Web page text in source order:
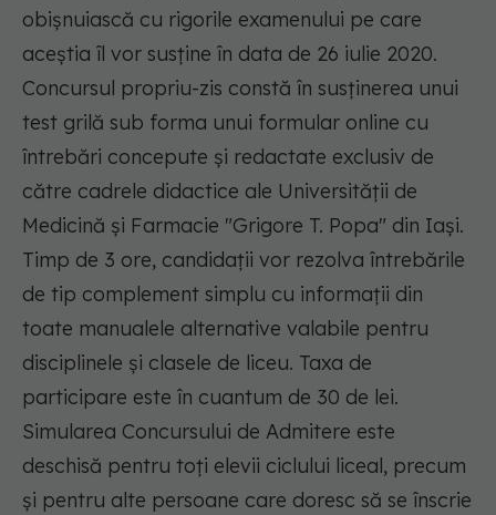
obişnuiască cu rigorile examenului pe care
aceştia îl vor susţine în data de 26 iulie 2020.
Concursul propriu-zis constă în susţinerea unui
test grilă sub forma unui formular online cu
întrebări concepute şi redactate exclusiv de
către cadrele didactice ale Universităţii de
Medicină şi Farmacie "Grigore T. Popa" din Iaşi.
Timp de 3 ore, candidaţii vor rezolva întrebările
de tip complement simplu cu informaţii din
toate manualele alternative valabile pentru
disciplinele şi clasele de liceu. Taxa de
participare este în cuantum de 30 de lei.
Simularea Concursului de Admitere este
deschisă pentru toţi elevii ciclului liceal, precum
şi pentru alte persoane care doresc să se înscrie